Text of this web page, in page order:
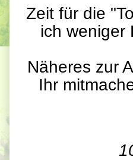
Zeit für die
ich weniger
Näheres zur
Ihr